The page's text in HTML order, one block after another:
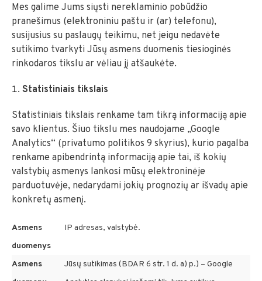
Mes galime Jums siųsti nereklaminio pobūdžio
pranešimus (elektroniniu paštu ir (ar) telefonu),
susijusius su paslaugų teikimu, net jeigu nedavėte
sutikimo tvarkyti Jūsų asmens duomenis tiesioginės
rinkodaros tikslu ar vėliau jį atšaukėte.
Statistiniais tikslais
Statistiniais tikslais renkame tam tikrą informaciją apie
savo klientus. Šiuo tikslu mes naudojame „Google
Analytics“ (privatumo politikos 9 skyrius), kurio pagalba
renkame apibendrintą informaciją apie tai, iš kokių
valstybių asmenys lankosi mūsų elektroninėje
parduotuvėje, nedarydami jokių prognozių ar išvadų apie
konkretų asmenį.
Asmens
duomenys
IP adresas, valstybė.
Asmens
Jūsų sutikimas (BDAR 6 str. 1 d. a) p.) – Google